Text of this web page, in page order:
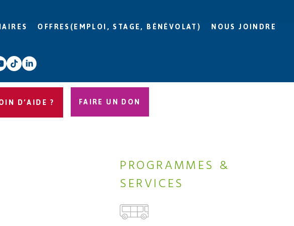
OFFRES(EMPLOI, STAGE, BÉNÉVOLAT) NOUS JOINDRE
D’AIDE ? FAIRE UN DON
PROGRAMMES &
SERVICES